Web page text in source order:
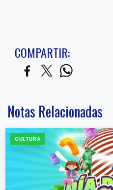
COMPARTIR:
Notas Relacionadas
CULTURA